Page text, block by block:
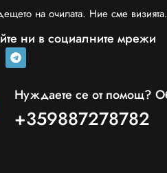
на очилата. Ние сме визията.
ни в социалните мрежи
Нуждаете се от помощ?
+359887278782